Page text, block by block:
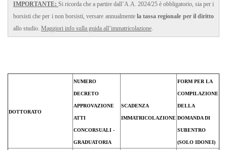
IMPORTANTE: Si ricorda che a partire dall’A.A. 2024/25 è obbligatorio, sia per i
borsisti che per i non borsisti, versare annualmente la tassa regionale per il diritto
allo studio. Maggiori info sulla guida all’immatricolazione.
DOTTORATO
NUMERO
DECRETO
APPROVAZIONE
ATTI
CONCORSUALI -
GRADUATORIA
SCADENZA
IMMATRICOLAZIONE
FORM PER LA
COMPILAZIONE
DELLA
DOMANDA DI
SUBENTRO
(SOLO IDONEI)